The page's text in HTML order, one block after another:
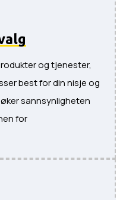
og tjenester,
best for din nisje og
sannsynligheten
for